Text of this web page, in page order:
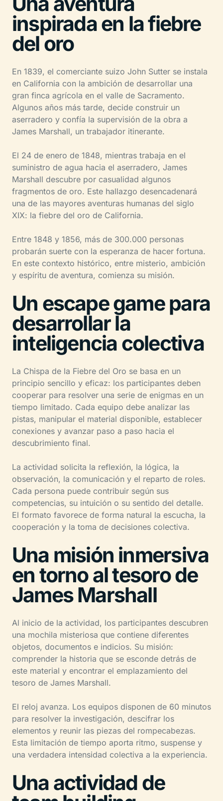
inspirada en la fiebre
del oro
En 1839, el comerciante suizo John Sutter se instala
en California con la ambición de desarrollar una
gran finca agrícola en el valle de Sacramento.
Algunos años más tarde, decide construir un
aserradero y confía la supervisión de la obra a
James Marshall, un trabajador itinerante.
El 24 de enero de 1848, mientras trabaja en el
suministro de agua hacia el aserradero, James
Marshall descubre por casualidad algunos
fragmentos de oro. Este hallazgo desencadenará
una de las mayores aventuras humanas del siglo
XIX: la fiebre del oro de California.
Entre 1848 y 1856, más de 300.000 personas
probarán suerte con la esperanza de hacer fortuna.
En este contexto histórico, entre misterio, ambición
y espíritu de aventura, comienza su misión.
Un escape game para
desarrollar la
inteligencia colectiva
La Chispa de la Fiebre del Oro se basa en un
principio sencillo y eficaz: los participantes deben
cooperar para resolver una serie de enigmas en un
tiempo limitado. Cada equipo debe analizar las
pistas, manipular el material disponible, establecer
conexiones y avanzar paso a paso hacia el
descubrimiento final.
La actividad solicita la reflexión, la lógica, la
observación, la comunicación y el reparto de roles.
Cada persona puede contribuir según sus
competencias, su intuición o su sentido del detalle.
El formato favorece de forma natural la escucha, la
cooperación y la toma de decisiones colectiva.
Una misión inmersiva
en torno al tesoro de
James Marshall
Al inicio de la actividad, los participantes descubren
una mochila misteriosa que contiene diferentes
objetos, documentos e indicios. Su misión:
comprender la historia que se esconde detrás de
este material y encontrar el emplazamiento del
tesoro de James Marshall.
El reloj avanza. Los equipos disponen de 60 minutos
para resolver la investigación, descifrar los
elementos y reunir las piezas del rompecabezas.
Esta limitación de tiempo aporta ritmo, suspense y
una verdadera intensidad colectiva a la experiencia.
Una actividad de